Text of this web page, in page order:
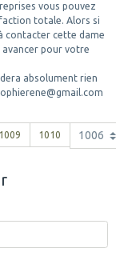
vous pouvez
totale. Alors si
contacter cette dame
pour votre
absolument rien
1009 1010